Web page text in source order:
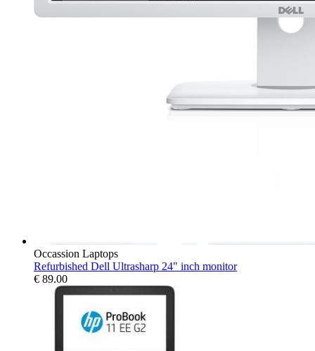
Occassion Laptops
Refurbished Dell Ultrasharp 24" inch monitor
€ 89.00